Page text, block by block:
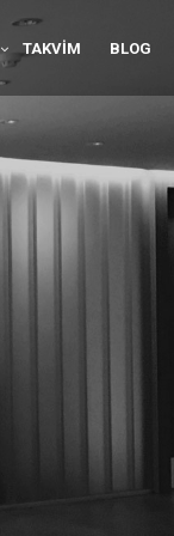
TAKVIM BLOG